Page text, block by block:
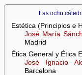
Las ocho
Estética (Principios e
José María
Madrid
Ética General y Ética
José Ignacio
Barcelona